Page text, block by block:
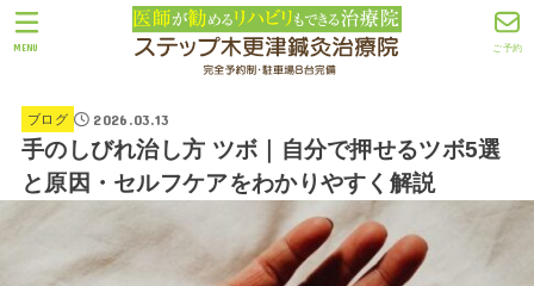
ご予約
MENU
ブログ 2026.03.13
手のしびれ治し方 ツボ｜自分で押せるツボ5選
と原因・セルフケアをわかりやすく解説